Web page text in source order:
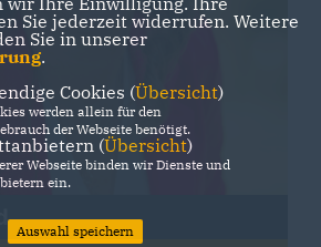
Sie jederzeit widerrufen. Weitere
Sie in unserer
.
Cookies (Übersicht)
werden allein für den
der Webseite benötigt.
(Übersicht)
Webseite binden wir Dienste und
ein.
Auswahl speichern